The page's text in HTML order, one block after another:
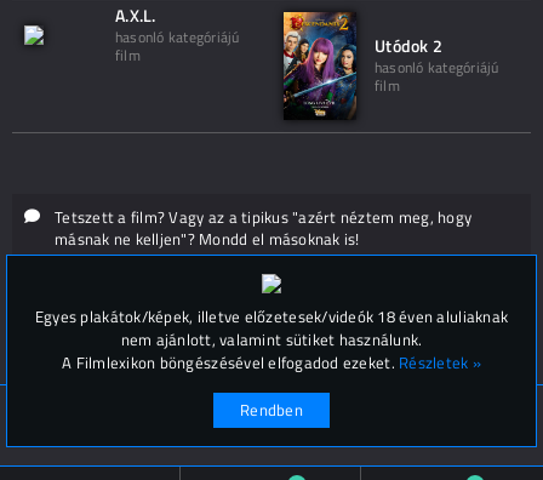
A.X.L.
hasonló kategóriájú
film Utódok 2
hasonló kategóriájú
film
Tetszett a film? Vagy az a tipikus "azért néztem meg, hogy
másnak ne kelljen"? Mondd el másoknak is!
Hozzászólások (
© Filmlexikon 2019-2026
Kapcsolat, impresszum
Egyes plakátok/képek, illetve előzetesek/videók 18 éven aluliaknak
nem ajánlott, valamint sütiket használunk.
A Filmlexikon böngészésével elfogadod ezeket. Részletek »
Rendben